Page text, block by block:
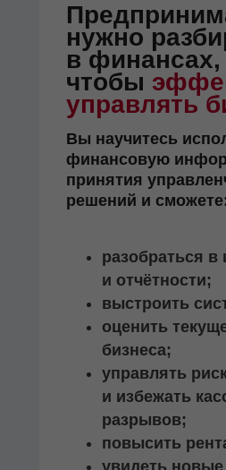
нужно
в финансах,
чтобы
управлять
Вы научитесь
финансовую
принятия
решений и
разобраться
и отчётности;
выстроить
оценить
бизнеса;
управлять
и избежать
разрывов;
повысить
увидеть новые